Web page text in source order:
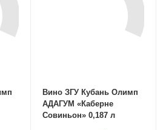
Вино ЗГУ Кубань Олимп
АДАГУМ «Каберне
Совиньон» 0,187 л